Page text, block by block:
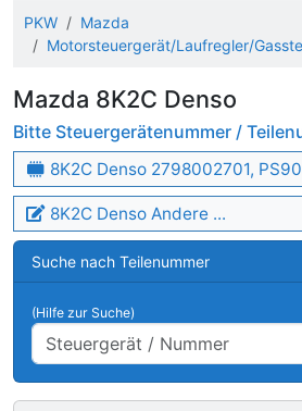
PKW
Mazda
Motorsteuergerät/Laufregler/
Mazda 8K2C Denso
Bitte Steuergerätenummer /
8K2C Denso 2798002701, PS90
8K2C Denso Andere ...
Suche nach Teilenummer
(Hilfe zur Suche)